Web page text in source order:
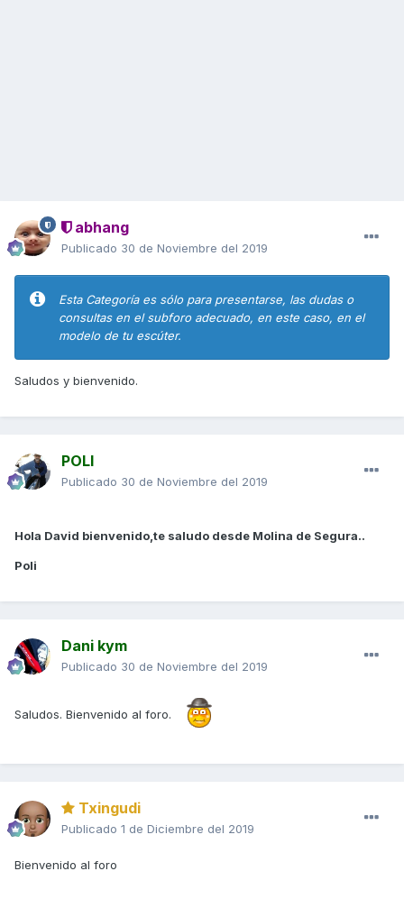
abhang
Publicado 30 de Noviembre del 2019
Esta Categoría es sólo para presentarse, las dudas o
consultas en el subforo adecuado, en este caso, en el
modelo de tu escúter.
Saludos y bienvenido.
POLI
Publicado 30 de Noviembre del 2019
Hola David bienvenido,te saludo desde Molina de Segura..
Poli
Dani kym
Publicado 30 de Noviembre del 2019
Saludos. Bienvenido al foro.
Txingudi
Publicado 1 de Diciembre del 2019
Bienvenido al foro